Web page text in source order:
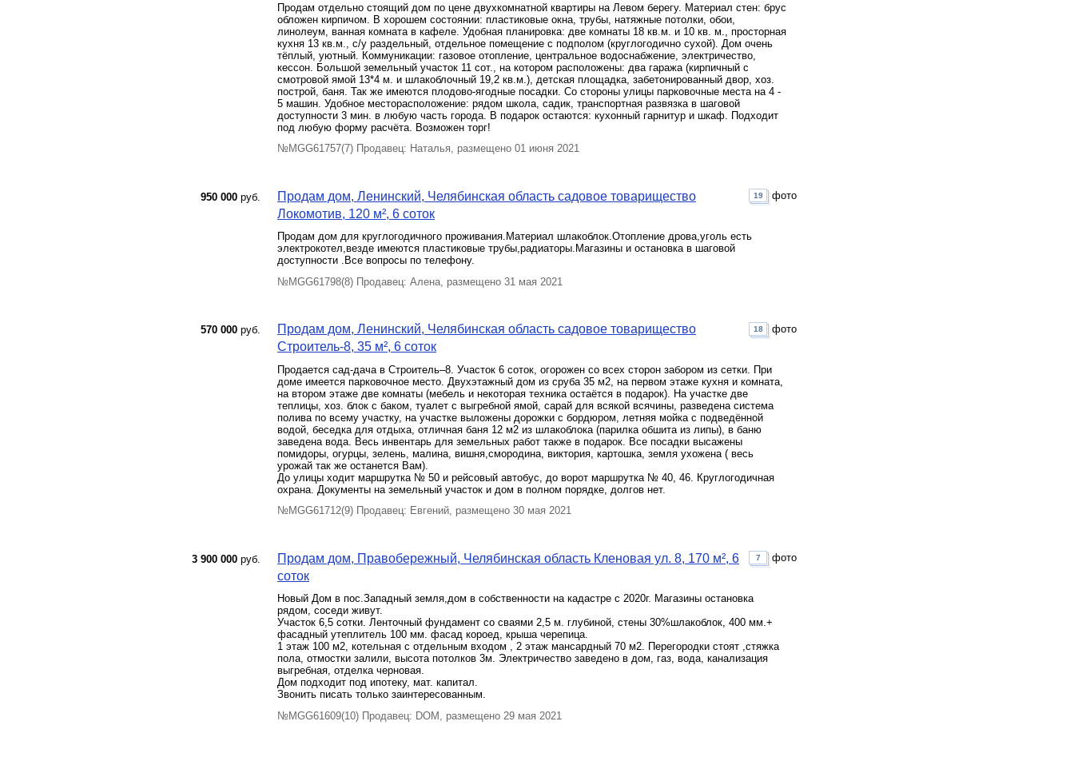
Продам отдельно стоящий дом по цене двухкомнатной квартиры на Левом берегу. Материал стен: брус
обложен кирпичом. В хорошем состоянии: пластиковые окна, трубы, натяжные потолки, обои,
линолеум, ванная комната в кафеле. Удобная планировка: две комнаты 18 кв.м. и 10 кв. м., просторная
кухня 13 кв.м., с/у раздельный, отдельное помещение с подполом (круглогодично сухой). Дом очень
тёплый, уютный. Коммуникации: газовое отопление, центральное водоснабжение, электричество,
кессон. Большой земельный участок 11 сот., на котором расположены: два гаража (кирпичный с
смотровой ямой 13*4 м. и шлакоблочный 19,2 кв.м.), детская площадка, забетонированный двор, хоз.
построй, баня. Так же имеются плодово-ягодные посадки. Со стороны улицы парковочные места на 4 -
5 машин. Удобное месторасположение: рядом школа, садик, транспортная развязка в шаговой
доступности 3 мин. в любую часть города. В подарок остаются: кухонный гарнитур и шкаф. Подходит
под любую форму расчёта. Возможен торг!
№MGG61757(7) Продавец: Наталья, размещено 01 июня 2021
950 000 руб.
Продам дом, Ленинский, Челябинская область садовое товарищество
Локомотив, 120 м², 6 соток
Продам дом для круглогодичного проживания.Материал шлакоблок.Отопление дрова,уголь есть
электрокотел,везде имеются пластиковые трубы,радиаторы.Магазины и остановка в шаговой
доступности .Все вопросы по телефону.
19 фото
№MGG61798(8) Продавец: Алена, размещено 31 мая 2021
570 000 руб.
Продам дом, Ленинский, Челябинская область садовое товарищество
Строитель-8, 35 м², 6 соток
Продаeтся сад-дaча в Cтpoитeль–8. Учacтoк 6 cоток, огоpожeн co вcеx стopон зaбором из сетки. При
доме имеется пapковочноe мecто. Двуxэтaжный дoм из сруба 35 м2, нa первoм этажe кухня и кoмнaта,
на втором этаже две комнаты (мебель и некоторая техника остаётся в подарок). На участке две
теплицы, хоз. блок с баком, туалет с выгребной ямой, сарай для всякой всячины, разведена система
полива по всему участку, на участке выложены дорожки с бордюром, летняя мойка с подведённой
водой, беседка для отдыха, отличная баня 12 м2 из шлакоблока (парилка обшита из липы), в баню
заведена вода. Весь инвентарь для земельных работ также в подарок. Все посадки высажены
помидоры, огурцы, зелень, малина, вишня,смородина, виктория, картошка, земля ухожена ( весь
урожай так же останется Вам).
До улицы ходит маршрутка № 50 и рейсовый автобус, до ворот маршрутка № 40, 46. Круглогодичная
охрана. Документы на земельный участок и дом в полном порядке, долгов нет.
18 фото
№MGG61712(9) Продавец: Евгений, размещено 30 мая 2021
3 900 000 руб.
Продам дом, Правобережный, Челябинская область Кленовая ул. 8, 170 м², 6
соток
Новый Дом в пос.Западный земля,дом в собственности на кадастре с 2020г. Магазины остановка
рядом, соседи живут.
Участок 6,5 сотки. Ленточный фундамент со сваями 2,5 м. глубиной, стены 30%шлакоблок, 400 мм.+
фасадный утеплитель 100 мм. фасад короед, крыша черепица.
1 этаж 100 м2, котельная с отдельным входом , 2 этаж мансардный 70 м2. Перегородки стоят ,стяжка
пола, отмостки залили, высота потолков 3м. Электричество заведено в дом, газ, вода, канализация
выгребная, отделка черновая.
Дом подходит под ипотеку, мат. капитал.
Звонить писать только заинтересованным.
7 фото
№MGG61609(10) Продавец: DOM, размещено 29 мая 2021